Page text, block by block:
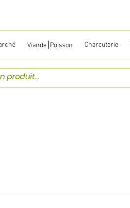
Viande⎮Poisson Charcuterie